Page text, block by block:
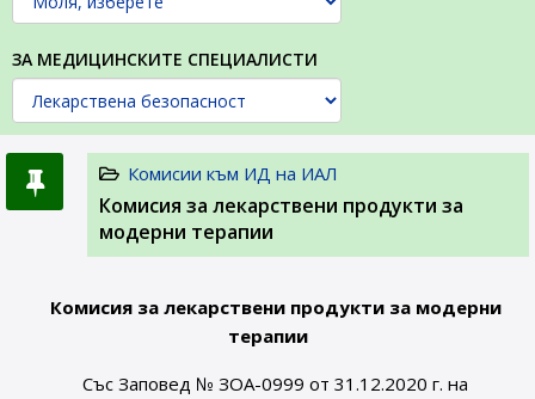
ЗА МЕДИЦИНСКИТЕ СПЕЦИАЛИСТИ
Комисии към ИД на ИАЛ
Комисия за лекарствени продукти за
модерни терапии
Комисия за лекарствени продукти за модерни
терапии
Със Заповед № ЗОА-0999 от 31.12.2020 г. на